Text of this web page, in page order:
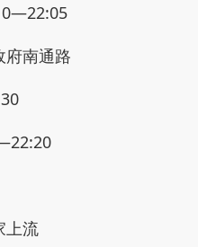
南通路
上流